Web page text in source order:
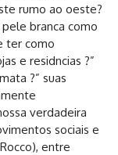
rumo ao oeste?
branca como
ter como
e residncias ?”
?” suas
verdadeira
sociais e
entre